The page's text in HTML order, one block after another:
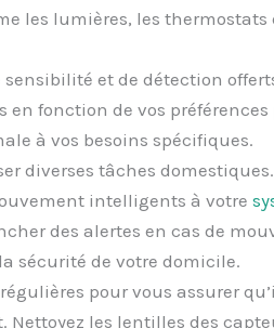
les lumières, les thermostats
sensibilité et de détection
en fonction de vos préférences
à vos besoins spécifiques.
diverses tâches domestiques.
intelligents à votre
des alertes en cas de
sécurité de votre domicile.
pour vous assurer
les lentilles des